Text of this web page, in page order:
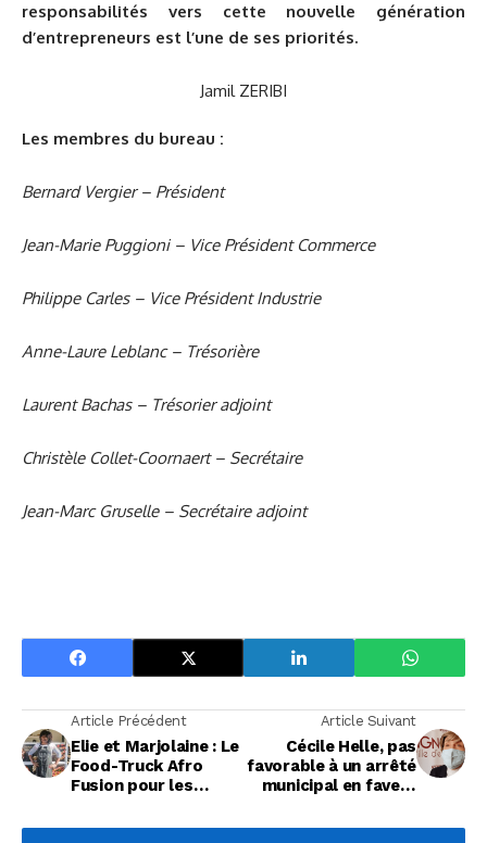
responsabilités vers cette nouvelle génération
d’entrepreneurs est l’une de ses priorités.
Jamil ZERIBI
Les membres du bureau :
Bernard Vergier – Président
Jean-Marie Puggioni – Vice Président Commerce
Philippe Carles – Vice Président Industrie
Anne-Laure Leblanc – Trésorière
Laurent Bachas – Trésorier adjoint
Christèle Collet-Coornaert – Secrétaire
Jean-Marc Gruselle – Secrétaire adjoint
Article Précédent
Elie et Marjolaine : Le
Food-Truck Afro
Fusion pour les
Article Suivant
Cécile Helle, pas
favorable à un arrêté
municipal en faveur
commerces